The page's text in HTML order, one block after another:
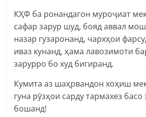
КҲФ ба ронандагон муроҷиат
сафар зарур шуд, бояд аввал
назар гузаронанд, чархҳои
иваз кунанд, ҳама лавозимоти
зарурро бо худ бигиранд.
Кумита аз шаҳрвандон хоҳиш
гуна рӯзҳои сарду тармахез басо
бошанд!